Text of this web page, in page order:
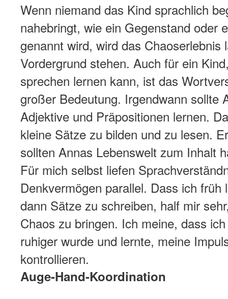
Wenn niemand das Kind sprachlich
nahebringt, wie ein Gegenstand oder
genannt wird, wird das Chaoserlebnis
Vordergrund stehen. Auch für ein
sprechen lernen kann, ist das
großer Bedeutung. Irgendwann sollte
Adjektive und Präpositionen lernen.
kleine Sätze zu bilden und zu lesen.
sollten Annas Lebenswelt zum Inhalt
Für mich selbst liefen
Denkvermögen parallel. Dass ich
dann Sätze zu schreiben, half mir
Chaos zu bringen. Ich meine, dass
ruhiger wurde und lernte, meine
kontrollieren.
Auge-Hand-Koordination